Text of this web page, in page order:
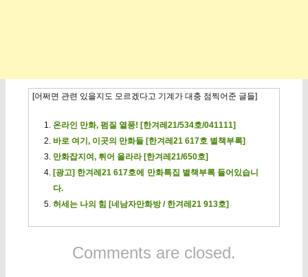
[어쩌면 관련 있을지도 모르겠다고 기계가 대충 점찍어준 글들]
온라인 만화, 펌질 열풍! [한겨레21/534호/041111]
바로 여기, 이곳의 만화들 [한겨레21 617호 별책부록]
만화잡지여, 튀어 올라라 [한겨레21/650호]
[광고] 한겨레21 617호에 만화특집 별책부록 들어있습니
다.
허세는 나의 힘 [네남자만화방 / 한겨레21 913호]
Comments are closed.